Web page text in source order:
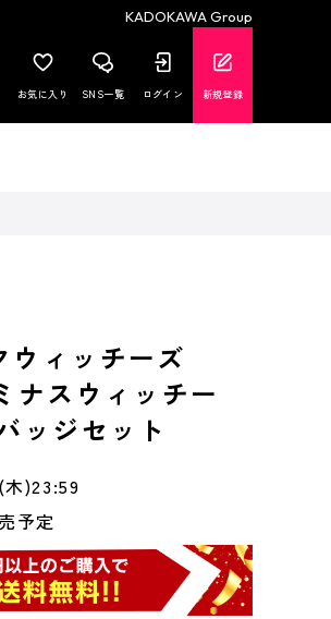
KADOKAWA Group
お気に入り SNS一覧 ログイン 新規登録
ウィッチーズ
スウィッチー
ジセット
木)23:59
予定